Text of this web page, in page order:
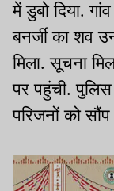
में डुबो दिया.
बनर्जी का शव
मिला. सूचना
पर पहुंची.
परिजनों को सौंप